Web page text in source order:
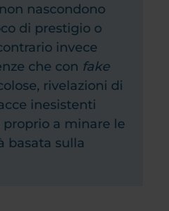
nascondono
di prestigio o
invece
che con fake
rivelazioni di
inesistenti
a minare le
basata sulla